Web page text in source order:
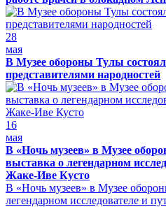
28
мая
В Музее обороны Тулы
представителями народностей
16
мая
В «Ночь музеев» в Музее
выставка о легендарном
Жаке-Иве Кусто
В «Ночь музеев» в Музее
легендарном исследователе и